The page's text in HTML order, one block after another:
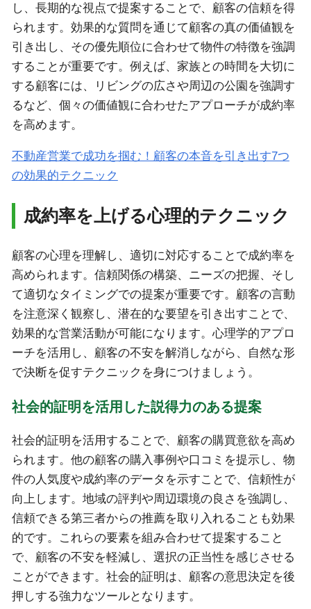
し、長期的な視点で提案することで、顧客の信頼を得
られます。効果的な質問を通じて顧客の真の価値観を
引き出し、その優先順位に合わせて物件の特徴を強調
することが重要です。例えば、家族との時間を大切に
する顧客には、リビングの広さや周辺の公園を強調す
るなど、個々の価値観に合わせたアプローチが成約率
を高めます。
不動産営業で成功を掴む！顧客の本音を引き出す7つ
の効果的テクニック
成約率を上げる心理的テクニック
顧客の心理を理解し、適切に対応することで成約率を
高められます。信頼関係の構築、ニーズの把握、そし
て適切なタイミングでの提案が重要です。顧客の言動
を注意深く観察し、潜在的な要望を引き出すことで、
効果的な営業活動が可能になります。心理学的アプロ
ーチを活用し、顧客の不安を解消しながら、自然な形
で決断を促すテクニックを身につけましょう。
社会的証明を活用した説得力のある提案
社会的証明を活用することで、顧客の購買意欲を高め
られます。他の顧客の購入事例や口コミを提示し、物
件の人気度や成約率のデータを示すことで、信頼性が
向上します。地域の評判や周辺環境の良さを強調し、
信頼できる第三者からの推薦を取り入れることも効果
的です。これらの要素を組み合わせて提案すること
で、顧客の不安を軽減し、選択の正当性を感じさせる
ことができます。社会的証明は、顧客の意思決定を後
押しする強力なツールとなります。